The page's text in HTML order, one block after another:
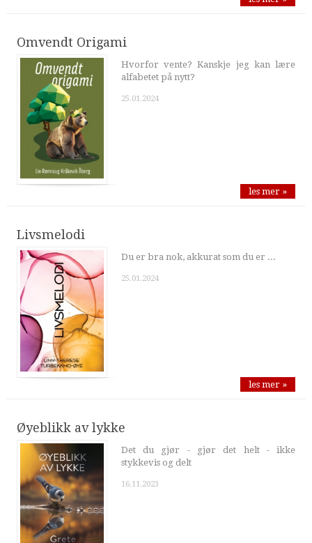
Omvendt Origami
Hvorfor vente? Kanskje jeg kan lære
alfabetet på nytt?
25.01.2024
les mer »
Livsmelodi
Du er bra nok, akkurat som du er ...
25.01.2024
les mer »
Øyeblikk av lykke
Det du gjør - gjør det helt - ikke
stykkevis og delt
16.11.2023